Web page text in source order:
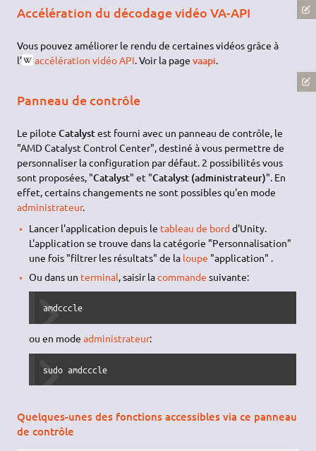
Accélération du décodage vidéo VA-API
Vous pouvez améliorer le rendu de certaines vidéos grâce à
l’
accélération vidéo API. Voir la pagevaapi.
Panneau de contrôle
Le piloteCatalystest fourni avec un panneau de contrôle, le
"AMD Catalyst Control Center", destiné à vous permettre de
personnaliser la configuration par défaut. 2 possibilités vous
sont proposées, "Catalyst" et "Catalyst (administrateur)". En
effet, certains changements ne sont possibles qu'en mode
administrateur.
Lancer l'application depuis le tableau de bordd'Unity.
L'application se trouve dans la catégorie "Personnalisation"
une fois "filtrer les résultats" de la loupe "application" .
Ou dans un terminal , saisir lacommande suivante:
amdcccle
ou en mode administrateur:
sudo amdcccle
Quelques-unes des fonctions accessibles via ce panneau
de contrôle